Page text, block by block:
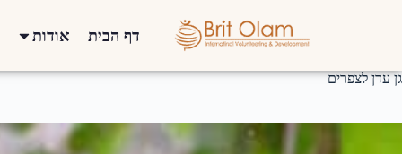
דף הבית אודות
גן עדן לצפרים